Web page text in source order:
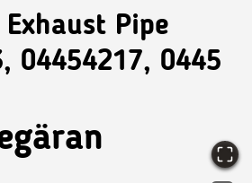
Exhaust Pipe
04454217, 0445